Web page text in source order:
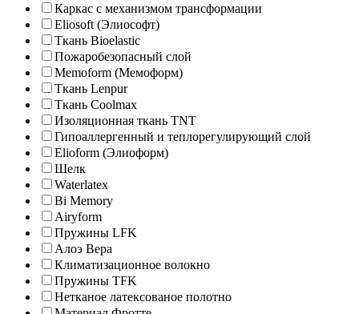
Каркас с механизмом трансформации
Eliosoft (Элиософт)
Ткань Bioelastic
Пожаробезопасный слой
Memoform (Мемоформ)
Ткань Lenpur
Ткань Coolmax
Изоляционная ткань TNT
Гипоаллергенный и теплорегулирующий слой
Elioform (Элиоформ)
Шелк
Waterlatex
Bi Memory
Airyform
Пружины LFK
Алоэ Вера
Климатизационное волокно
Пружины TFK
Нетканое латексованое полотно